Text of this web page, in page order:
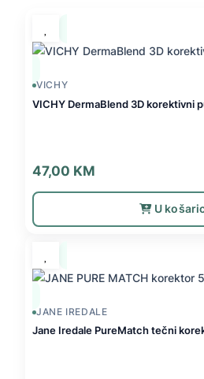
VICHY
VICHY DermaBlend 3D korektivni
47,00 KM
U
JANE IREDALE
Jane Iredale PureMatch tečni